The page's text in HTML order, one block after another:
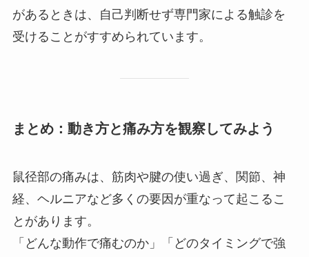
があるときは、自己判断せず専門家による触診を
受けることがすすめられています。
まとめ：動き方と痛み方を観察してみよう
鼠径部の痛みは、筋肉や腱の使い過ぎ、関節、神
経、ヘルニアなど多くの要因が重なって起こるこ
とがあります。
「どんな動作で痛むのか」「どのタイミングで強